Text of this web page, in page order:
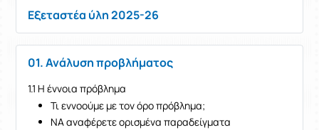
Εξεταστέα ύλη 2025-26
01. Ανάλυση προβλήματος
1.1 Η έννοια πρόβλημα
Τι εννοούμε με τον όρο πρόβλημα;
ΝΑ αναφέρετε ορισμένα παραδείγματα